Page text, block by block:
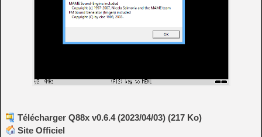
Télécharger Q88x v0.6.4 (2023/04/03) (217 Ko)
Site Officiel